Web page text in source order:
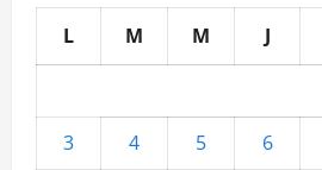
du
gouvernement :
« Entre
2016
le
L M M J
3
4 5 6